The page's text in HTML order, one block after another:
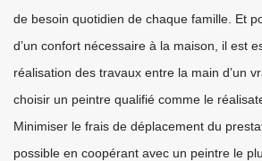
de besoin quotidien de chaque famille. Et
d’un confort nécessaire à la maison, il est
réalisation des travaux entre la main d’un
choisir un peintre qualifié comme le
Minimiser le frais de déplacement du
possible en coopérant avec un peintre le